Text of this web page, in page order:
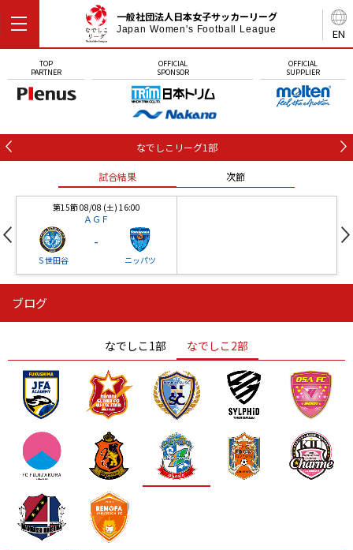
EN
一般社団法人日本女子サッカーリーグ
Japan Women's Football League
TOP
PARTNER
OFFICIAL
SPONSOR
OFFICIAL
SUPPLIER
なでしこリーグ1部
試合結果 次節
第15節 08/08 (土) 16:00
ＡＧＦ
Ｓ世田谷
-
ニッパツ
ニッパツ
ニッパツ 名古屋
石人の星
静岡 愛媛Ｌ
ブログ
なでしこ1部 なでしこ2部